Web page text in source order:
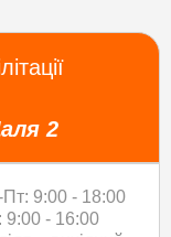
2
Пт: 9:00 - 18:00
9:00 - 16:00